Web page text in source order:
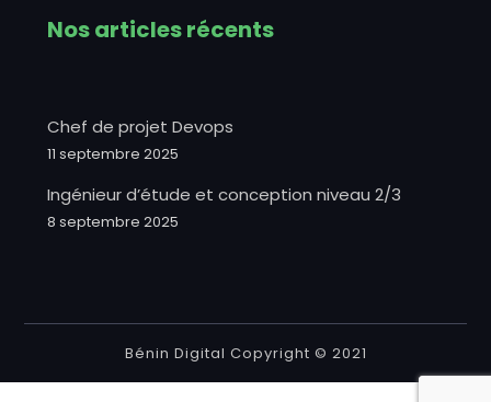
Nos articles récents
Chef de projet Devops
11 septembre 2025
Ingénieur d’étude et conception niveau 2/3
8 septembre 2025
Bénin Digital Copyright © 2021